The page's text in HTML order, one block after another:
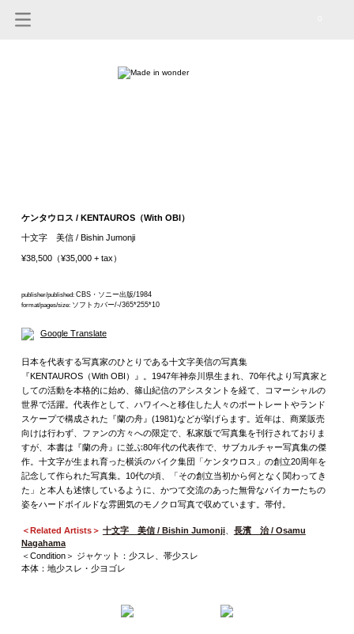
ケンタウロス / KENTAUROS（With OBI）
十文字 美信 / Bishin Jumonji
¥38,500（¥35,000 + tax）
publisher/published: CBS・ソニー出版/1984
format/pages/size: ソフトカバー/-/365*255*10
Google Translate
日本を代表する写真家のひとりである十文字美信の写真集
『KENTAUROS（With OBI）』。1947年神奈川県生まれ、70年代より写真家と
しての活動を本格的に始め、篠山紀信のアシスタントを経て、コマーシャルの
世界で活躍。代表作として、ハワイへと移住した人々のポートレートやランド
スケープで構成された『蘭の舟』(1981)などが挙げらます。近年は、商業販売
向けは行わず、ファンの方々への限定で、私家版で写真集を刊行されておりま
すが、本書は『蘭の舟』に並ぶ80年代の代表作で、サブカルチャー写真集の傑
作。十文字が生まれ育った横浜のバイク集団「ケンタウロス」の創立20周年を
記念して作られた写真集。10代の頃、「その創立当初から何となく関わってき
た」と本人も述懐しているように、かつて交流のあった無骨なバイカーたちの
姿をハードボイルドな雰囲気のモノクロ写真で収めています。帯付。
＜Related Artists＞ 十文字 美信 / Bishin Jumonji、 長濱 治 / Osamu
Nagahama
＜Condition＞ ジャケット：少スレ、帯少スレ
本体：地少スレ・少ヨゴレ